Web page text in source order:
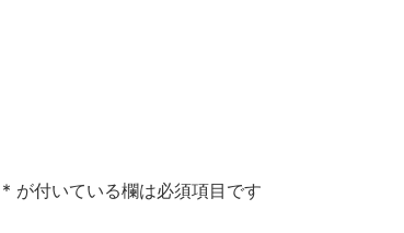
* が付いている欄は必須項目です